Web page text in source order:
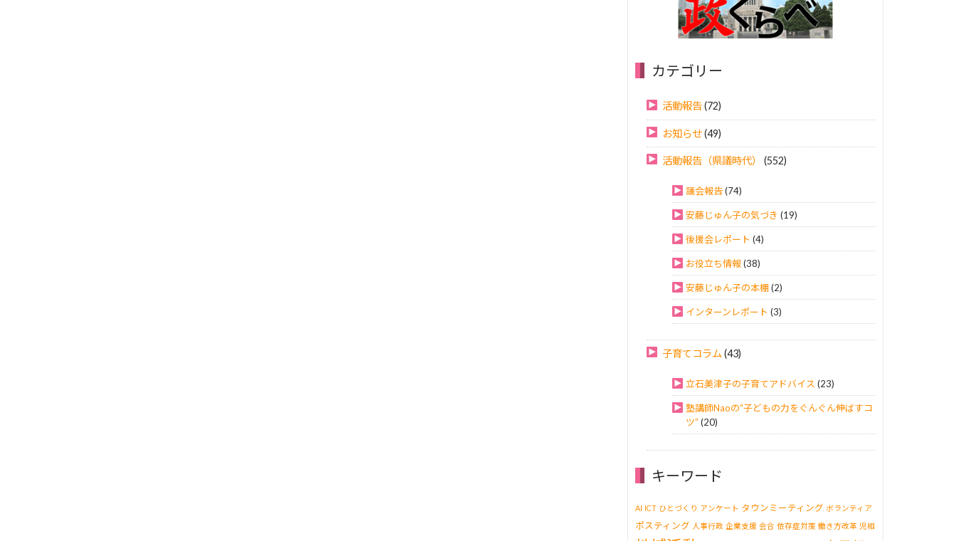
カテゴリー
活動報告(72)
お知らせ(49)
活動報告（県議時代） (552)
議会報告(74)
安藤じゅん子の気づき (19)
後援会レポート (4)
お役立ち情報(38)
安藤じゅん子の本棚(2)
インターンレポート (3)
子育てコラム (43)
立石美津子の子育てアドバイス (23)
塾講師Naoの“子どもの力をぐんぐん伸ばすコ
ツ” (20)
キーワード
AI ICT ひとづくり アンケート タウンミーティング ボランティア
ポスティング 人事行政 企業支援 会合 依存症対策 働き方改革 児相